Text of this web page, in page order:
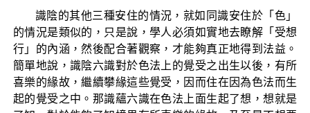
識陰的其他三種安住的情況，就如同識安住於「色」
的情況是類似的，只是說，學人必須如實地去瞭解「受想
行」的內涵，然後配合著觀察，才能夠真正地得到法益。
簡單地說，識陰六識對於色法上的覺受之出生以後，有所
喜樂的緣故，繼續攀緣這些覺受，因而住在因為色法而生
起的覺受之中。那識蘊六識在色法上面生起了想，想就是